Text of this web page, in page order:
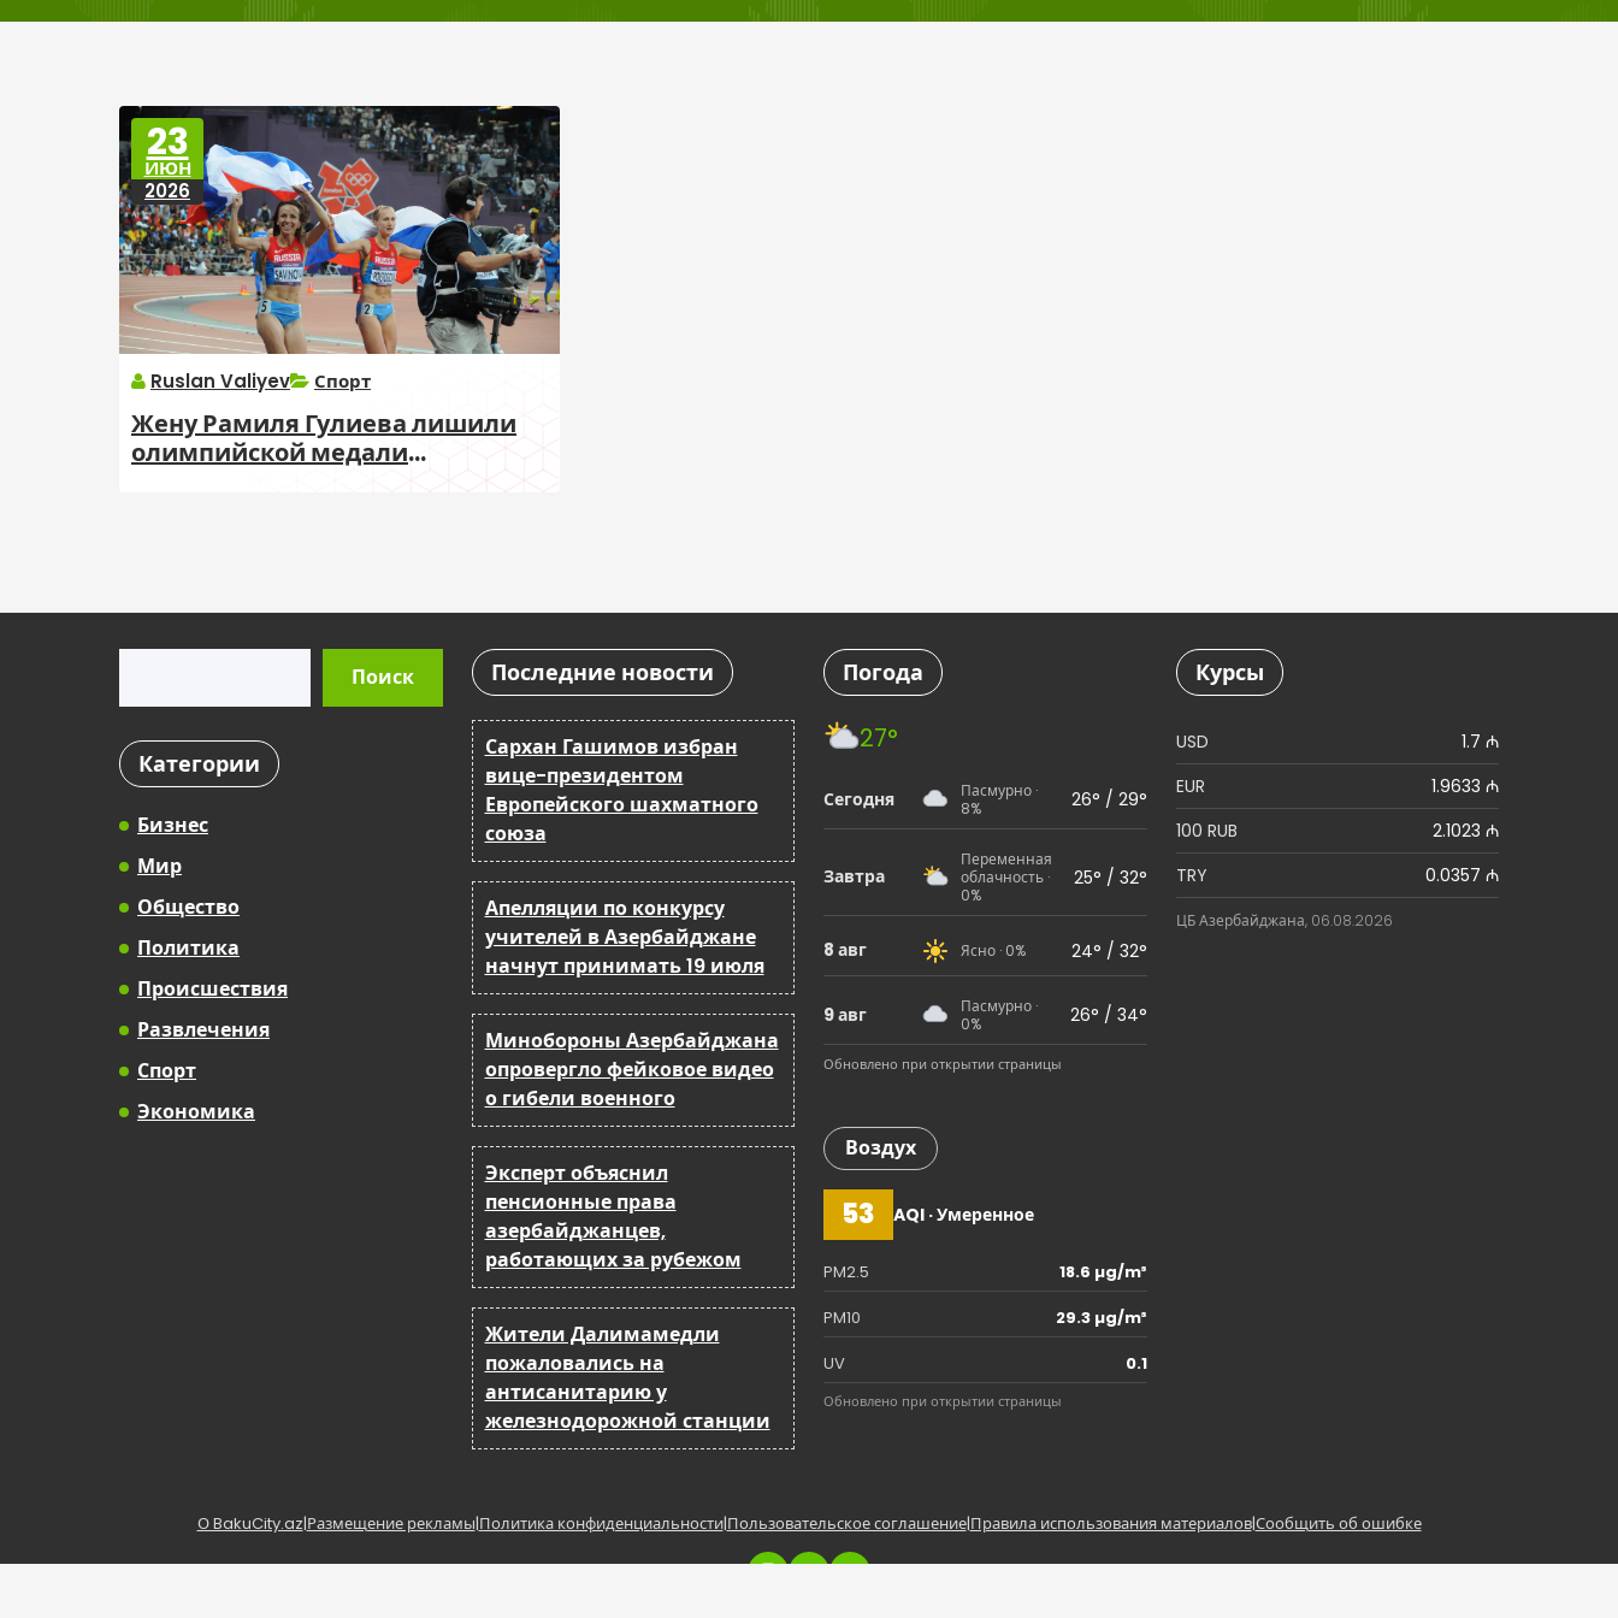
23
ИЮН
2026
Ruslan Valiyev Спорт
Жену Рамиля Гулиева лишили
олимпийской медали
Поиск
Категории
Бизнес
Мир
Общество
Политика
Происшествия
Развлечения
Спорт
Экономика
Последние новости
Сархан Гашимов избран
вице-президентом
Европейского шахматного
союза
Апелляции по конкурсу
учителей в Азербайджане
начнут принимать 19 июля
Минобороны Азербайджана
опровергло фейковое видео
о гибели военного
Эксперт объяснил
пенсионные права
азербайджанцев,
работающих за рубежом
Жители Далимамедли
пожаловались на
антисанитарию у
железнодорожной станции
Погода
27°
Сегодня
Пасмурно ·
8%
26° / 29°
Завтра
Переменная
облачность ·
0%
25° / 32°
8 авг Ясно · 0% 24° / 32°
9 авг
Пасмурно ·
0%
26° / 34°
Обновлено при открытии страницы
Воздух
53 AQI · Умеренное
PM2.5
18.6 µg/m³
PM10
29.3 µg/m³
UV
0.1
Обновлено при открытии страницы
Курсы
USD
1.7 ₼
EUR
1.9633 ₼
100 RUB
2.1023 ₼
TRY
0.0357 ₼
ЦБ Азербайджана, 06.08.2026
О BakuCity.az|Размещение рекламы|Политика конфиденциальности|Пользовательское соглашение|Правила использования материалов|Сообщить об ошибке